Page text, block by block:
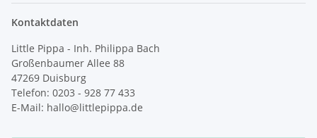
Kontaktdaten
Little Pippa - Inh. Philippa Bach
Großenbaumer Allee 88
47269 Duisburg
Telefon: 0203 - 928 77 433
E-Mail: hallo@littlepippa.de